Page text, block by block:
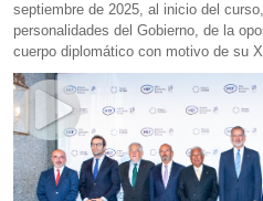
septiembre de 2025, al inicio del
personalidades del Gobierno, de la
cuerpo diplomático con motivo de su